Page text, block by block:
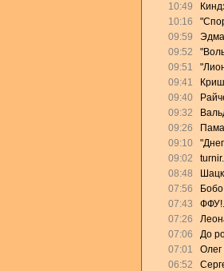
10:49
10:16
09:59
09:52
09:51
09:41
09:40
09:32
09:26
09:10
09:02
08:48
07:56
07:43
07:26
07:06
До
07:01
06:52